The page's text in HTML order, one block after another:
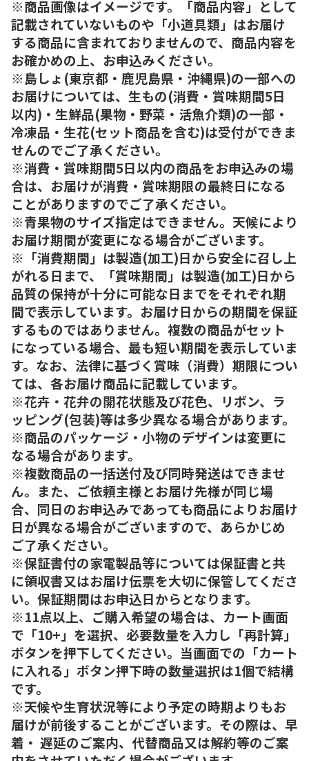
※商品画像はイメージです。「商品内容」として
記載されていないものや「小道具類」はお届け
する商品に含まれておりませんので、商品内容を
お確かめの上、お申込みください。
※島しょ(東京都・鹿児島県・沖縄県)の一部への
お届けについては、生もの(消費・賞味期間5日
以内)・生鮮品(果物・野菜・活魚介類)の一部・
冷凍品・生花(セット商品を含む)は受付ができま
せんのでご了承ください。
※消費・賞味期間5日以内の商品をお申込みの場
合は、お届けが消費・賞味期限の最終日になる
ことがありますのでご了承ください。
※青果物のサイズ指定はできません。天候により
お届け期間が変更になる場合がございます。
※「消費期間」は製造(加工)日から安全に召し上
がれる日まで、「賞味期間」は製造(加工)日から
品質の保持が十分に可能な日までをそれぞれ期
間で表示しています。お届け日からの期間を保証
するものではありません。複数の商品がセット
になっている場合、最も短い期間を表示していま
す。なお、法律に基づく賞味（消費）期限につい
ては、各お届け商品に記載しています。
※花卉・花弁の開花状態及び花色、リボン、ラ
ッピング(包装)等は多少異なる場合があります。
※商品のパッケージ・小物のデザインは変更に
なる場合があります。
※複数商品の一括送付及び同時発送はできませ
ん。また、ご依頼主様とお届け先様が同じ場
合、同日のお申込みであっても商品によりお届け
日が異なる場合がございますので、あらかじめ
ご了承ください。
※保証書付の家電製品等については保証書と共
に領収書又はお届け伝票を大切に保管してくださ
い。保証期間はお申込日からとなります。
※11点以上、ご購入希望の場合は、カート画面
で「10+」を選択、必要数量を入力し「再計算」
ボタンを押下してください。当画面での「カート
に入れる」ボタン押下時の数量選択は1個で結構
です。
※天候や生育状況等により予定の時期よりもお
届けが前後することがございます。その際は、早
着・ 遅延のご案内、代替商品又は解約等のご案